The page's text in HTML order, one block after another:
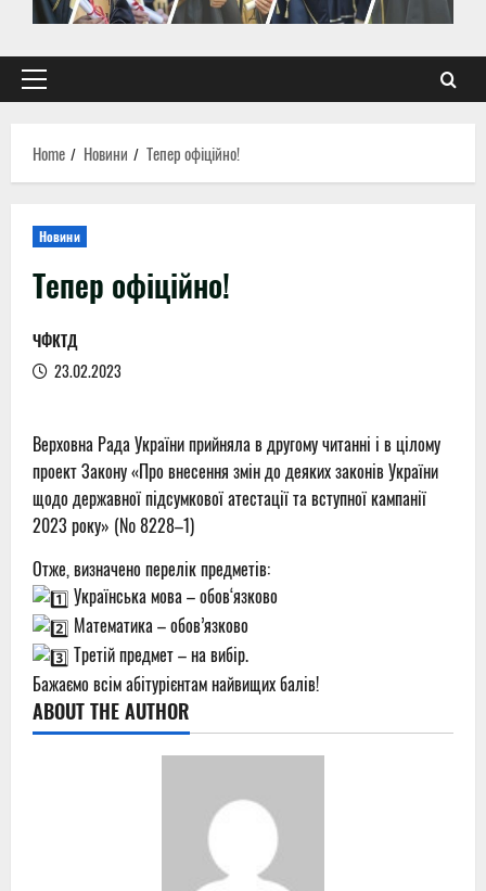
Primary
Home
Новини Тепер офіційно!
Новини
Тепер офіційно!
ЧФКТД
23.02.2023
Верховна Рада України прийняла в другому читанні і в цілому
проект Закону «Про внесення змін до деяких законів України
щодо державної підсумкової атестації та вступної кампанії
2023 року» (№ 8228–1)
Отже, визначено перелік предметів:
Українська мова – обов‘язково
Математика – обов’язково
Третій предмет – на вибір.
Бажаємо всім абітурієнтам найвищих балів!
ABOUT THE AUTHOR